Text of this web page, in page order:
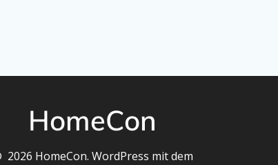
HomeCon
HomeCon. WordPress mit dem